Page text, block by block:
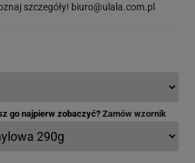
szczegóły! biuro@ulala.com.pl
go najpierw zobaczyć? Zamów wzornik